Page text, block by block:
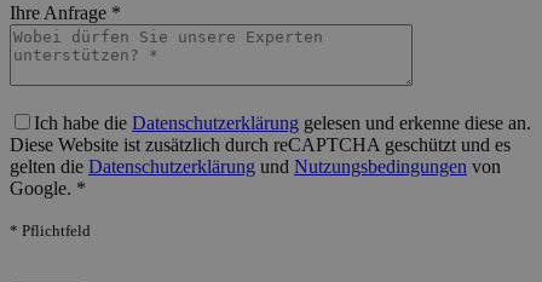
Ihre Anfrage *
Ich habe die Datenschutzerklärung gelesen und erkenne diese an.
Diese Website ist zusätzlich durch reCAPTCHA geschützt und es
gelten die Datenschutzerklärung und Nutzungsbedingungen von
Google. *
* Pflichtfeld